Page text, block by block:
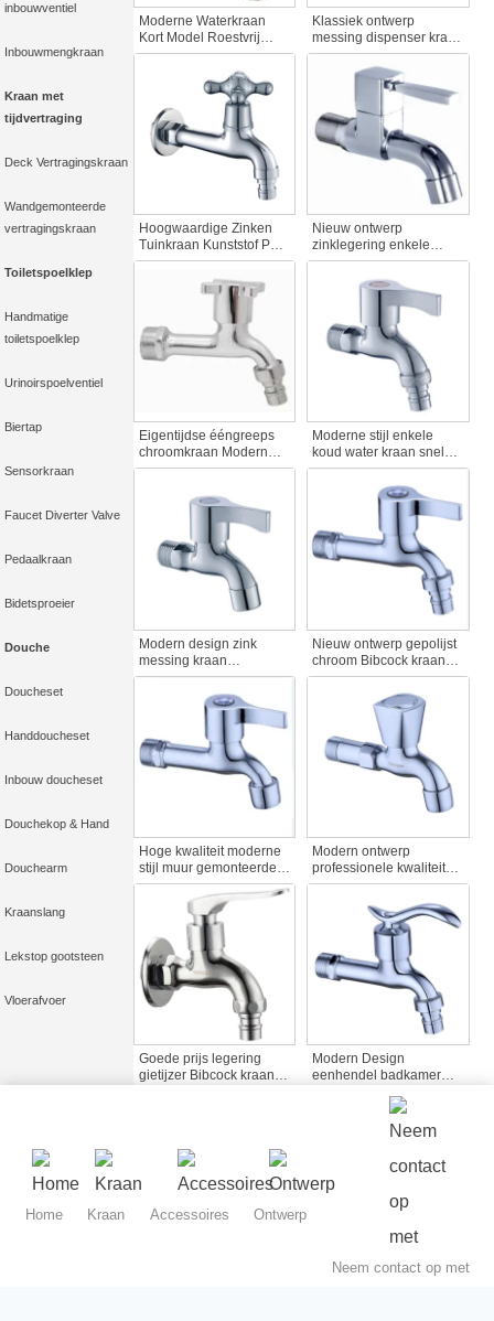
inbouwventiel
Inbouwmengkraan
Kraan met
tijdvertraging
Deck Vertragingskraan
Wandgemonteerde
vertragingskraan
Toiletspoelklep
Handmatige
toiletspoelklep
Urinoirspoelventiel
Biertap
Sensorkraan
Faucet Diverter Valve
Pedaalkraan
Bidetsproeier
Douche
Doucheset
Handdoucheset
Inbouw doucheset
Douchekop & Hand
Douchearm
Kraanslang
Lekstop gootsteen
Vloerafvoer
Moderne Waterkraan
Kort Model Roestvrij
Staal Badkraan met
Geborstelde Afwerking
voor Wasmachines of
Klassiek ontwerp
messing dispenser kraan
tuindecoratie voor bad &
wastafel kraan Home
kraan accessoires
Hoogwaardige Zinken
Tuinkraan Kunststof PVC
Waterkraan voor
Badkamer en
Wasmachine Grote
Waarde Toebehoren
Nieuw ontwerp
zinklegering enkele
Bibcock kraan Lock voor
wasmachines snel
openen techniek
speciale kraan voor
badkamer zwembad
Eigentijdse ééngreeps
chroomkraan Modern
design keukenkraan en
plaatsen
Muurgemonteerde
waterkraan
Moderne stijl enkele
koud water kraan snel
open wandmontage
kraan zink lichaam
besparend water kraan
met slangpil voor hotels
badkamers
Modern design zink
messing kraan
accessoires koud water
muurbevestiging hoge
kwaliteit Bibcock kraan
voor hotels en balkon
Nieuw ontwerp gepolijst
chroom Bibcock kraan
snel open wandmontage
kraan voor hotel gebruik
lang lichaam zink
besparend water kraan
accessoires
Hoge kwaliteit moderne
stijl muur gemonteerde
kraan zink lichaam kraan
voor hotels tuinen lang
lichaam kunststof kraan
accessoires
Modern ontwerp
professionele kwaliteit
openbare Bibcock
kunststof ijzeren klep
kern met koperen staaf
zink goed gepolijst voor
balkon gebruik
Goede prijs legering
gietijzer Bibcock kraan
Modern Design
eenhendel badkamer
onderdelen zink
waterkraan Bibcock
water accessoires voor
badkamer gebruik
Home Kraan Accessoires Ontwerp
Neem contact op met